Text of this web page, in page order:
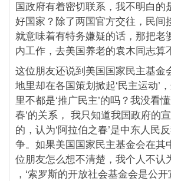
国政府有着密切联系，我不明白
好国家？除了两国官方交往，民
就意味着有特务嫌疑的话，那把
内工作，去美国养老的袁木同志算
这位朋友还说到美国国家民主基金
地里却在各国策划掀起‘民主运动’
里不都是‘推广民主’的吗？我没看
春’的关系， 我只知道我国政府的
的，认为‘阿拉伯之春’是中东人民
争。如果美国国家民主基金会在
位朋友怎么想不清楚，我个人不
，‘索罗斯的开放社会基金会是公